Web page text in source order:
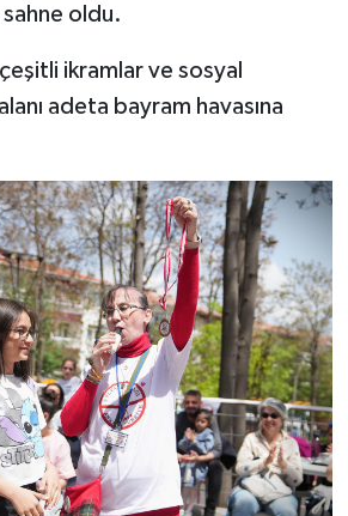
oldu.
ikramlar ve sosyal
adeta bayram havasına